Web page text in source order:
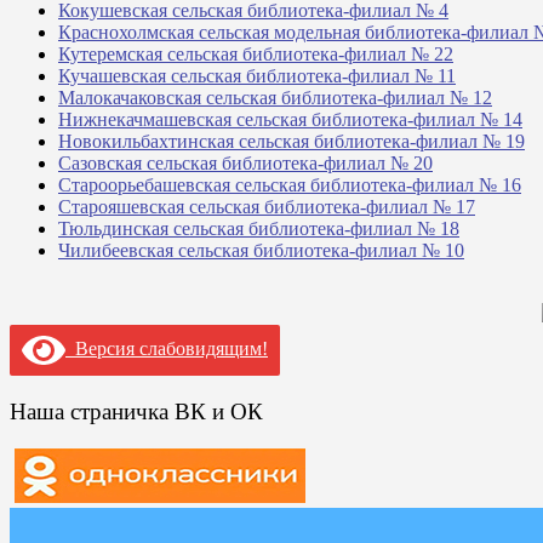
Кокушевская сельская библиотека-филиал № 4
Краснохолмская сельская модельная библиотека-филиал
Кутеремская сельская библиотека-филиал № 22
Кучашевская сельская библиотека-филиал № 11
Малокачаковская сельская библиотека-филиал № 12
Нижнекачмашевская сельская библиотека-филиал № 14
Новокильбахтинская сельская библиотека-филиал № 19
Сазовская сельская библиотека-филиал № 20
Староорьебашевская сельская библиотека-филиал № 16
Старояшевская сельская библиотека-филиал № 17
Тюльдинская сельская библиотека-филиал № 18
Чилибеевская сельская библиотека-филиал № 10
Версия слабовидящим!
Наша страничка ВК и ОК